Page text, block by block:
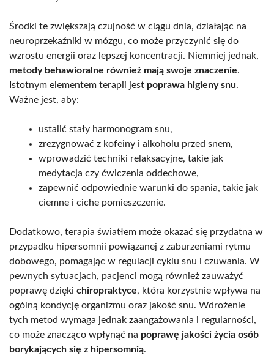
Środki te zwiększają czujność w ciągu dnia, działając na
neuroprzekaźniki w mózgu, co może przyczynić się do
wzrostu energii oraz lepszej koncentracji. Niemniej jednak,
metody behawioralne również mają swoje znaczenie.
Istotnym elementem terapii jest poprawa higieny snu.
Ważne jest, aby:
ustalić stały harmonogram snu,
zrezygnować z kofeiny i alkoholu przed snem,
wprowadzić techniki relaksacyjne, takie jak
medytacja czy ćwiczenia oddechowe,
zapewnić odpowiednie warunki do spania, takie jak
ciemne i ciche pomieszczenie.
Dodatkowo, terapia światłem może okazać się przydatna w
przypadku hipersomnii powiązanej z zaburzeniami rytmu
dobowego, pomagając w regulacji cyklu snu i czuwania. W
pewnych sytuacjach, pacjenci mogą również zauważyć
poprawę dzięki chiropraktyce, która korzystnie wpływa na
ogólną kondycję organizmu oraz jakość snu. Wdrożenie
tych metod wymaga jednak zaangażowania i regularności,
co może znacząco wpłynąć na poprawę jakości życia osób
borykających się z hipersomnią.